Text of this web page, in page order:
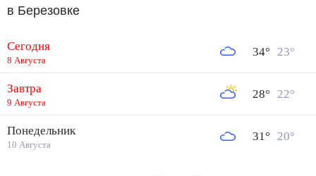
в Березовке
Сегодня
8 Августа
34° 23°
Завтра
9 Августа
28° 22°
Понедельник
10 Августа
31° 20°